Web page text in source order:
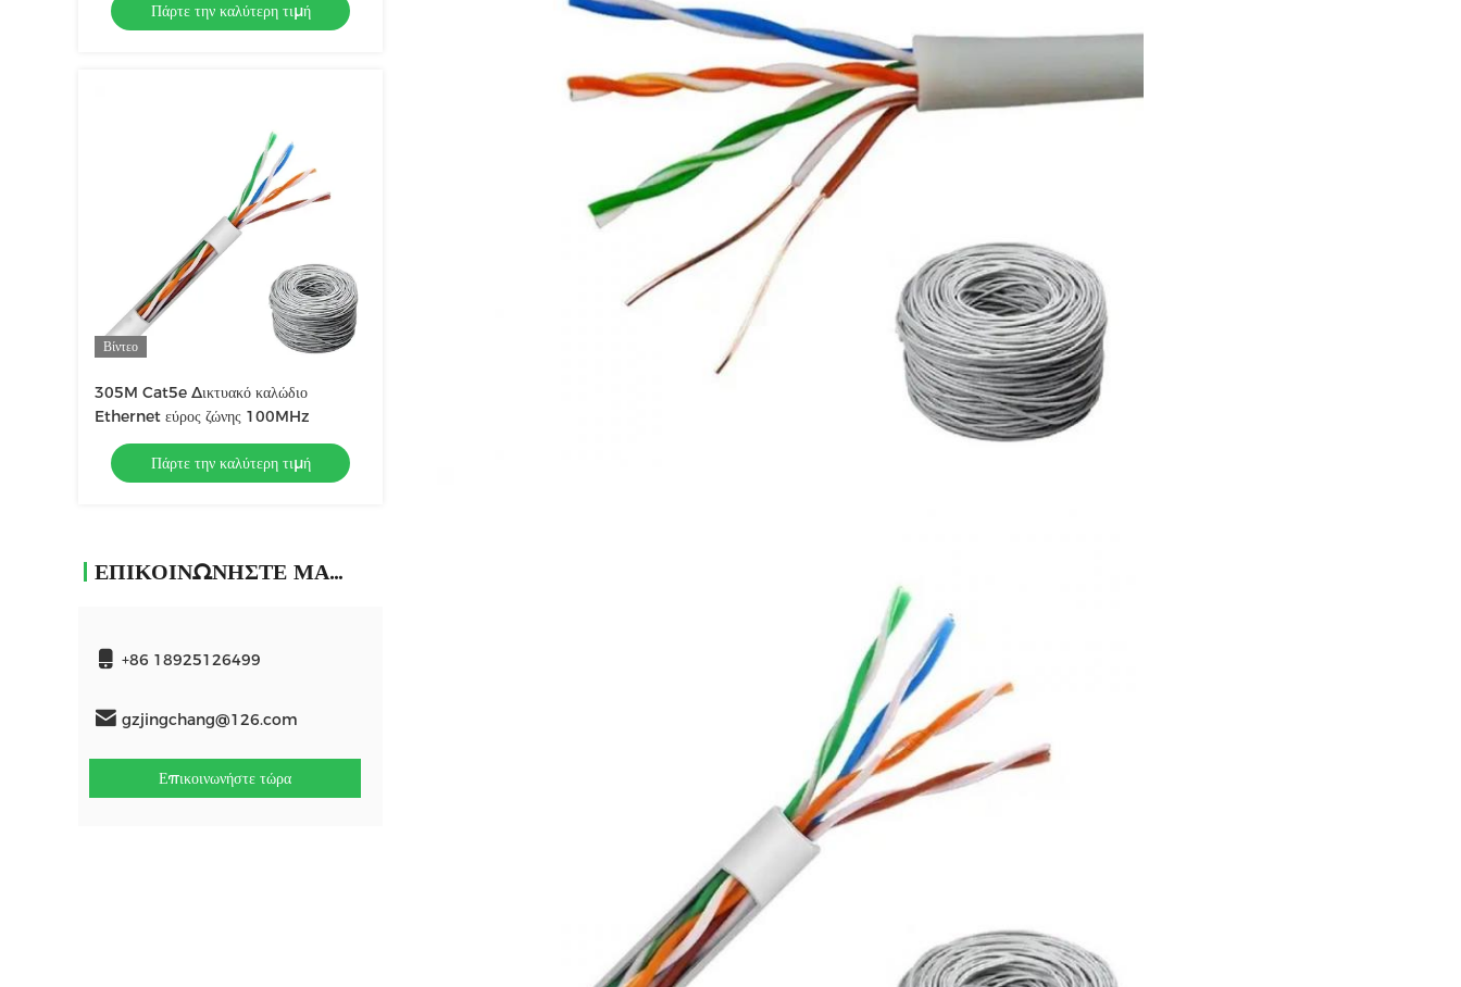
Πάρτε την καλύτερη τιμή
Βίντεο
305M Cat5e Δικτυακό καλώδιο
Ethernet εύρος ζώνης 100MHz
Πάρτε την καλύτερη τιμή
ΕΠΙΚΟΙΝΩΝΉΣΤΕ ΜΑΖΊ ΜΑΣ
+86 18925126499
gzjingchang@126.com
Επικοινωνήστε τώρα